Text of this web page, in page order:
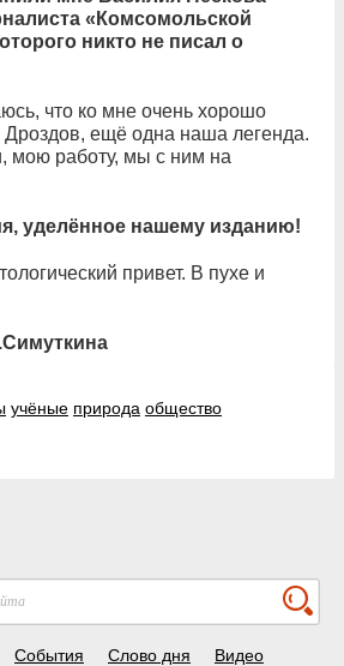
«Комсомольской
никто не писал о
что ко мне очень хорошо
Дроздов, ещё одна наша легенда.
мою работу, мы с ним на
уделённое нашему изданию!
привет. В пухе и
учёные природа общество
События Слово дня Видео